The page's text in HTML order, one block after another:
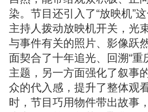
染。节目还引入了“放映机”
主持人拨动放映机开关，光
与事件有关的照片、影像跃
面契合了十年追光、回溯“重
主题，另一方面强化了叙事
众的代入感，提升了整体观
时，节目巧用物件带出故事